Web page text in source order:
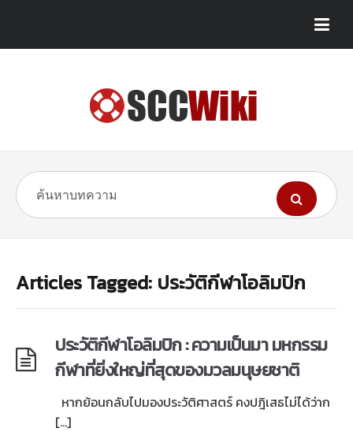
Articles Tagged: ประวัติกีฬาโอลิมปิก
ประวัติกีฬาโอลิมปิก : ความเป็นมา มหกรรม
กีฬาที่ยิ่งใหญ่ที่สุดของมวลมนุษยชาติ
หากย้อนกลับไปมองประวัติศาสตร์ คงปฎิเสธไม่ได้ว่าก
[…]